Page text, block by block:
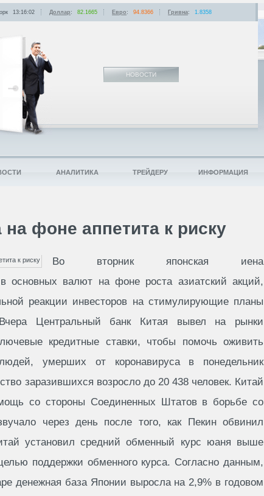
фоне аппетита к риску
Во вторник японская иена
основных валют на фоне роста азиатский акций,
реакции инвесторов на стимулирующие планы
Центральный банк Китая вывел на рынки
кредитные ставки, чтобы помочь оживить
умерших от коронавируса в понедельник
заразившихся возросло до 20 438 человек. Китай
со стороны Соединенных Штатов в борьбе со
через день после того, как Пекин обвинил
установил средний обменный курс юаня выше
поддержки обменного курса. Согласно данным,
денежная база Японии выросла на 2,9% в годовом
НОВОСТИ
13:16:02 Доллар: 82.1665 Евро: 94.8366 Гривна: 1.8358
АНАЛИТИКА ТРЕЙДЕРУ ИНФОРМАЦИЯ